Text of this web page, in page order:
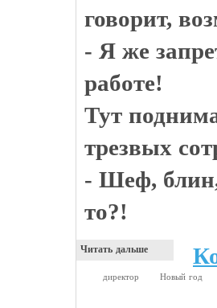
говорит,
- Я же
работе!
Тут
трезвых
- Шеф, блин,
то?!
Читать дальше
директор Новый год